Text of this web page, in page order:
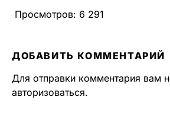
Просмотров: 6 291
ДОБАВИТЬ КОММЕНТАРИЙ
Для отправки комментария вам
авторизоваться.